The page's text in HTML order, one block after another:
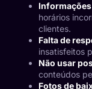
horários
clientes.
Falta de
insatisfeitos
Não usar
conteúdos
Fotos de